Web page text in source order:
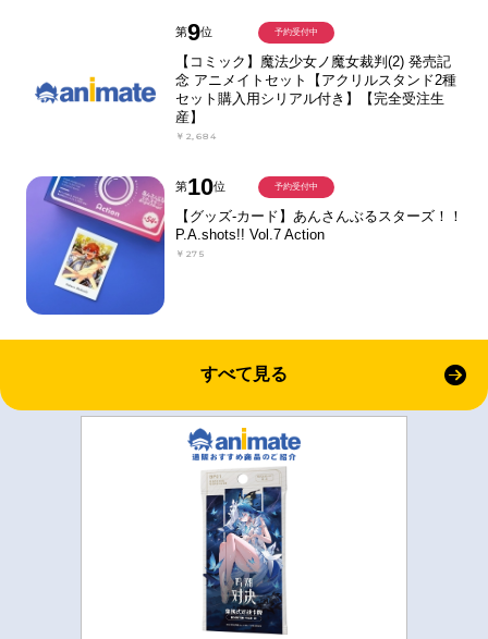
第9位
【コミック】魔法少女ノ魔女裁判(2) 発売記
念 アニメイトセット【アクリルスタンド2種
セット購入用シリアル付き】【完全受注生
産】
￥2,684
予約受付中
第10位
【グッズ-カード】あんさんぶるスターズ！！
P.A.shots!! Vol.7 Action
￥275
予約受付中
すべて見る